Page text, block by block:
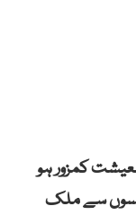
کمزور ہو
سے ملک